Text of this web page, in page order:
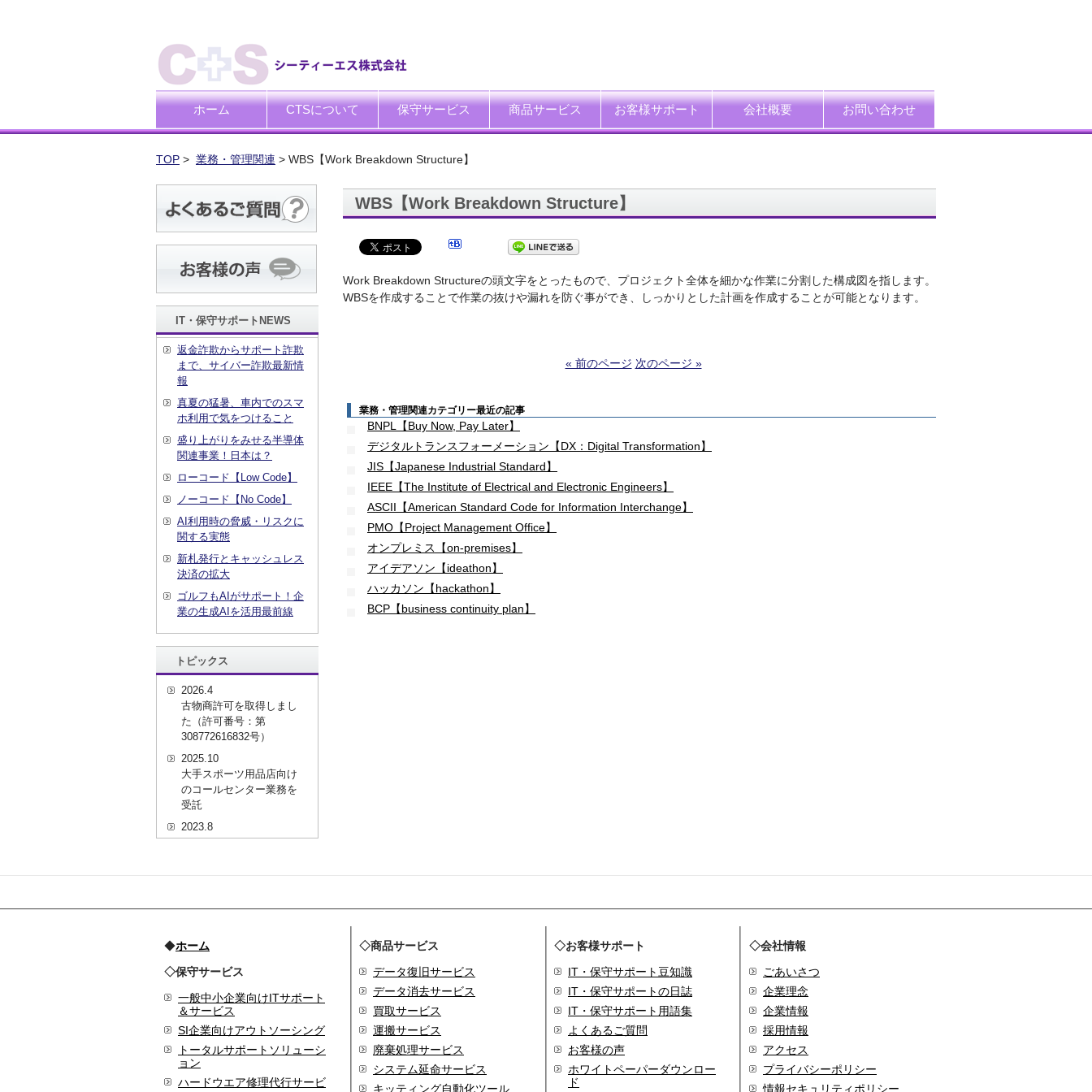
ホーム CTSについて 保守サービス 商品サービス お客様サポート 会社概要 お問い合わせ
TOP > 業務・管理関連 > WBS【Work Breakdown Structure】
WBS【Work Breakdown Structure】
Work Breakdown Structureの頭文字をとったもので、プロジェクト全体を細かな作業に分割した構成図を指します。
WBSを作成することで作業の抜けや漏れを防ぐ事ができ、しっかりとした計画を作成することが可能となります。
« 前のページ 次のページ »
業務・管理関連カテゴリー最近の記事
BNPL【Buy Now, Pay Later】
デジタルトランスフォーメーション【DX：Digital Transformation】
JIS【Japanese Industrial Standard】
IEEE【The Institute of Electrical and Electronic Engineers】
ASCII【American Standard Code for Information Interchange】
PMO【Project Management Office】
オンプレミス【on-premises】
アイデアソン【ideathon】
ハッカソン【hackathon】
BCP【business continuity plan】
IT・保守サポートNEWS
返金詐欺からサポート詐欺
まで、サイバー詐欺最新情
報
真夏の猛暑、車内でのスマ
ホ利用で気をつけること
盛り上がりをみせる半導体
関連事業！日本は？
ローコード【Low Code】
ノーコード【No Code】
AI利用時の脅威・リスクに
関する実態
新札発行とキャッシュレス
決済の拡大
ゴルフもAIがサポート！企
業の生成AIを活用最前線
トピックス
2026.4
古物商許可を取得しまし
た（許可番号：第
308772616832号）
2025.10
大手スポーツ用品店向け
のコールセンター業務を
受託
2023.8
20代を対象としたWEBセ
2022.9
精算機およびPOSシステ
を受託
2022.2
経営者・決済者限定メデ
ィア「Professional
Online（プロフェッショ
ナルオンライン）」に、
◆ホーム
◇保守サービス
一般中小企業向けITサポート
＆サービス
SI企業向けアウトソーシング
トータルサポートソリューシ
ョン
ハードウエア修理代行サービ
◇商品サービス
データ復旧サービス
データ消去サービス
買取サービス
運搬サービス
廃棄処理サービス
システム延命サービス
キッティング自動化ツール
◇お客様サポート
IT・保守サポート豆知識
IT・保守サポートの日誌
IT・保守サポート用語集
よくあるご質問
お客様の声
ホワイトペーパーダウンロー
ド
◇会社情報
ごあいさつ
企業理念
企業情報
採用情報
アクセス
プライバシーポリシー
情報セキュリティポリシー